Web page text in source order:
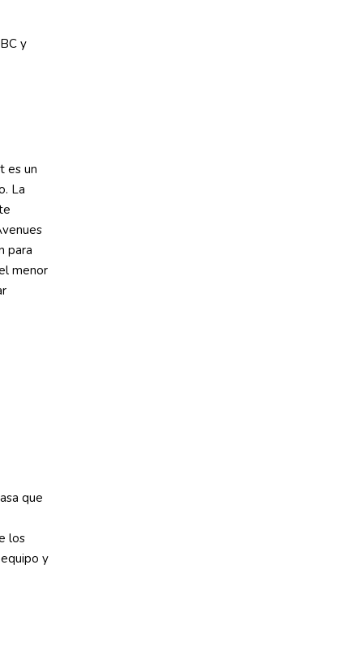
y
es un
La
para
menor
que
los
y